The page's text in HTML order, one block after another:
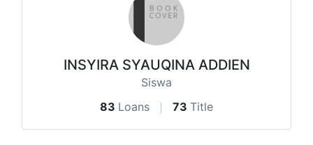
INSYIRA SYAUQINA ADDIEN
Siswa
83 Loans 73 Title